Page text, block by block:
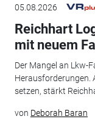
05.08.2026
Reichhart
mit neuem
Der Mangel an Lkw-
Herausforderungen.
setzen, stärkt
von Deborah Baran